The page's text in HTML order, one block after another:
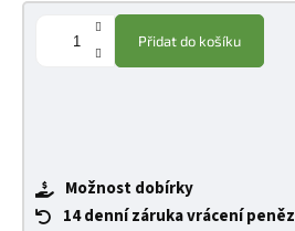
Přidat do košíku
Možnost dobírky
14 denní záruka vrácení peněz